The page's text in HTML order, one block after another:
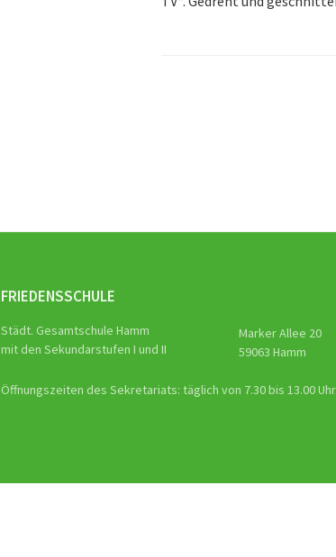
FRIEDENSSCHULE
Städt. Gesamtschule Hamm
mit den Sekundarstufen I und II
Marker Allee 20
59063 Hamm
Öffnungszeiten des Sekretariats: täglich von 7.30 bis 13.00 Uhr.